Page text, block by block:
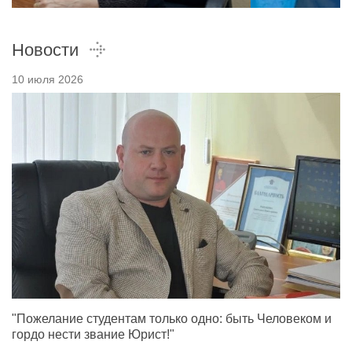
Новости
10 июля 2026
"Пожелание студентам только одно: быть Человеком и
гордо нести звание Юрист!"